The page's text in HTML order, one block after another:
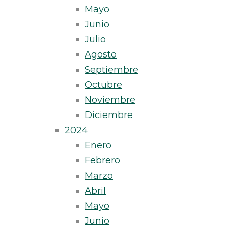
Mayo
Junio
Julio
Agosto
Septiembre
Octubre
Noviembre
Diciembre
2024
Enero
Febrero
Marzo
Abril
Mayo
Junio